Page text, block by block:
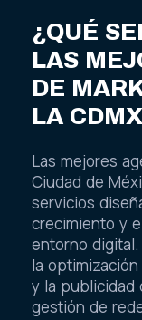
¿QUÉ
LAS
DE
LA
Las mejores
Ciudad de
servicios
crecimiento y
entorno
la
y la publicidad
gestión de